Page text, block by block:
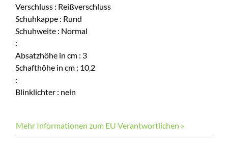
Verschluss : Reißverschluss
Schuhkappe : Rund
Schuhweite : Normal
:
Absatzhöhe in cm : 3
Schafthöhe in cm : 10,2
:
Blinklichter : nein
Mehr Informationen zum EU Verantwortlichen »